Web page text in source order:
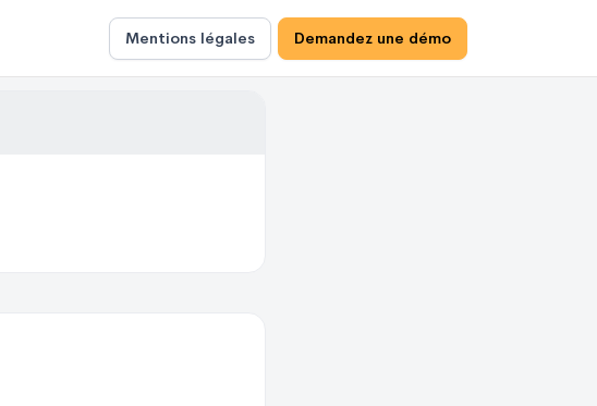
Mentions légales Demandez une démo